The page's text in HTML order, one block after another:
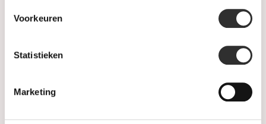
Voorkeuren
Statistieken
Marketing
Levertijd & verzendkosten